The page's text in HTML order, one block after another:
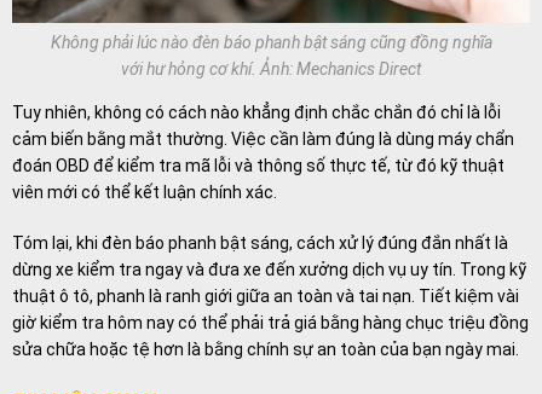
Không phải lúc nào đèn báo phanh bật sáng cũng đồng nghĩa
với hư hỏng cơ khí. Ảnh: Mechanics Direct
Tuy nhiên, không có cách nào khẳng định chắc chắn đó chỉ là lỗi
cảm biến bằng mắt thường. Việc cần làm đúng là dùng máy chẩn
đoán OBD để kiểm tra mã lỗi và thông số thực tế, từ đó kỹ thuật
viên mới có thể kết luận chính xác.
Tóm lại, khi đèn báo phanh bật sáng, cách xử lý đúng đắn nhất là
dừng xe kiểm tra ngay và đưa xe đến xưởng dịch vụ uy tín. Trong kỹ
thuật ô tô, phanh là ranh giới giữa an toàn và tai nạn. Tiết kiệm vài
giờ kiểm tra hôm nay có thể phải trả giá bằng hàng chục triệu đồng
sửa chữa hoặc tệ hơn là bằng chính sự an toàn của bạn ngày mai.